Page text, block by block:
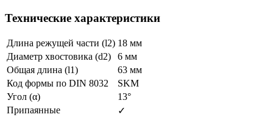
Технические характеристики
Длина режущей части (l2) 18 мм
Диаметр хвостовика (d2)
6 мм
Общая длина (l1)
63 мм
Код формы по DIN 8032
SKM
Угол (α)
13°
Припаянные
✓